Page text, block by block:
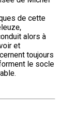
de cette
alors à
et
toujours
le socle